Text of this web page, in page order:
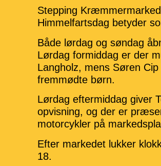
Stepping
Himmelfartsdag betyder
Både lørdag og søndag
Lørdag formiddag er der
Langholz, mens Søren
fremmødte børn.
Lørdag eftermiddag giver
opvisning, og der er
motorcykler på
Efter markedet lukker
18.